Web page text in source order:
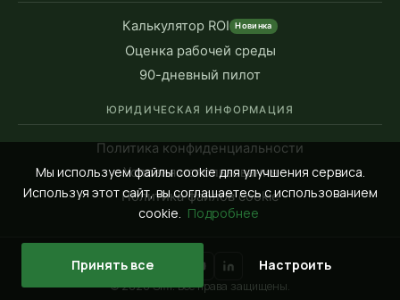
Калькулятор ROI Новинка
Оценка рабочей среды
90-дневный пилот
ЮРИДИЧЕСКАЯ ИНФОРМАЦИЯ
Политика конфиденциальности
Условия использования
Политика файлов cookie
© 2026 Siffi. Все права защищены.
Мы используем файлы cookie для улучшения сервиса.
Используя этот сайт, вы соглашаетесь с использованием
cookie. Подробнее
Принять все Настроить